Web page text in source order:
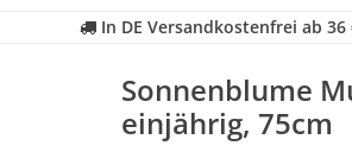
In DE Versandkostenfrei ab 36
Sonnenblume
einjährig, 75cm